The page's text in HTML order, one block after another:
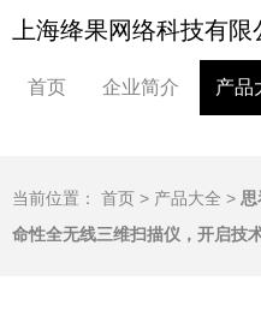
上海绛果网络科技有限
首页 企业简介 产品
当前位置： 首页 > 产品大全 >
命性全无线三维扫描仪，开启技